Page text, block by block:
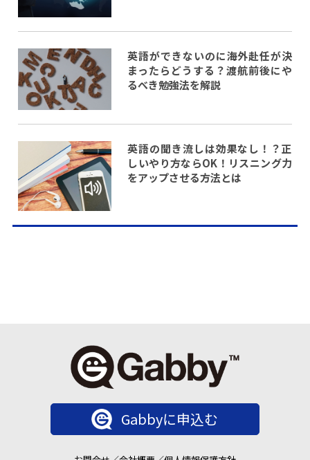
英語ができないのに海外赴任が決
まったらどうする？渡航前後にや
るべき勉強法を解説
英語の聞き流しは効果なし！？正
しいやり方ならOK！リスニング力
をアップさせる方法とは
Gabbyに申込む